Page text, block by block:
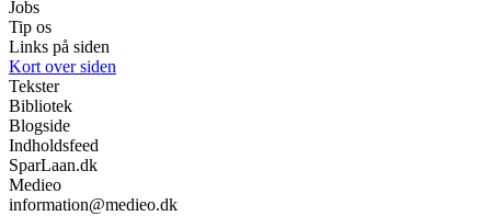
Jobs
Tip os
Links på siden
Kort over siden
Tekster
Bibliotek
Blogside
Indholdsfeed
SparLaan.dk
Medieo
information@medieo.dk